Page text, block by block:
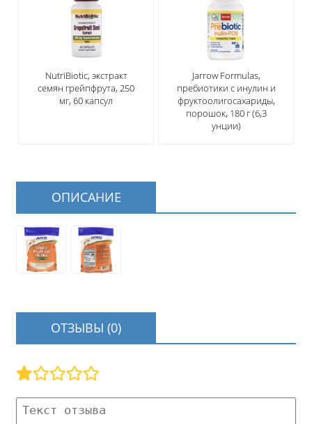
NutriBiotic, экстракт
семян грейпфрута, 250
мг, 60 капсул
Jarrow Formulas,
пребиотики с инулин и
фруктоолигосахариды,
порошок, 180 г (6,3
унции)
ОПИСАНИЕ
ОТЗЫВЫ (0)